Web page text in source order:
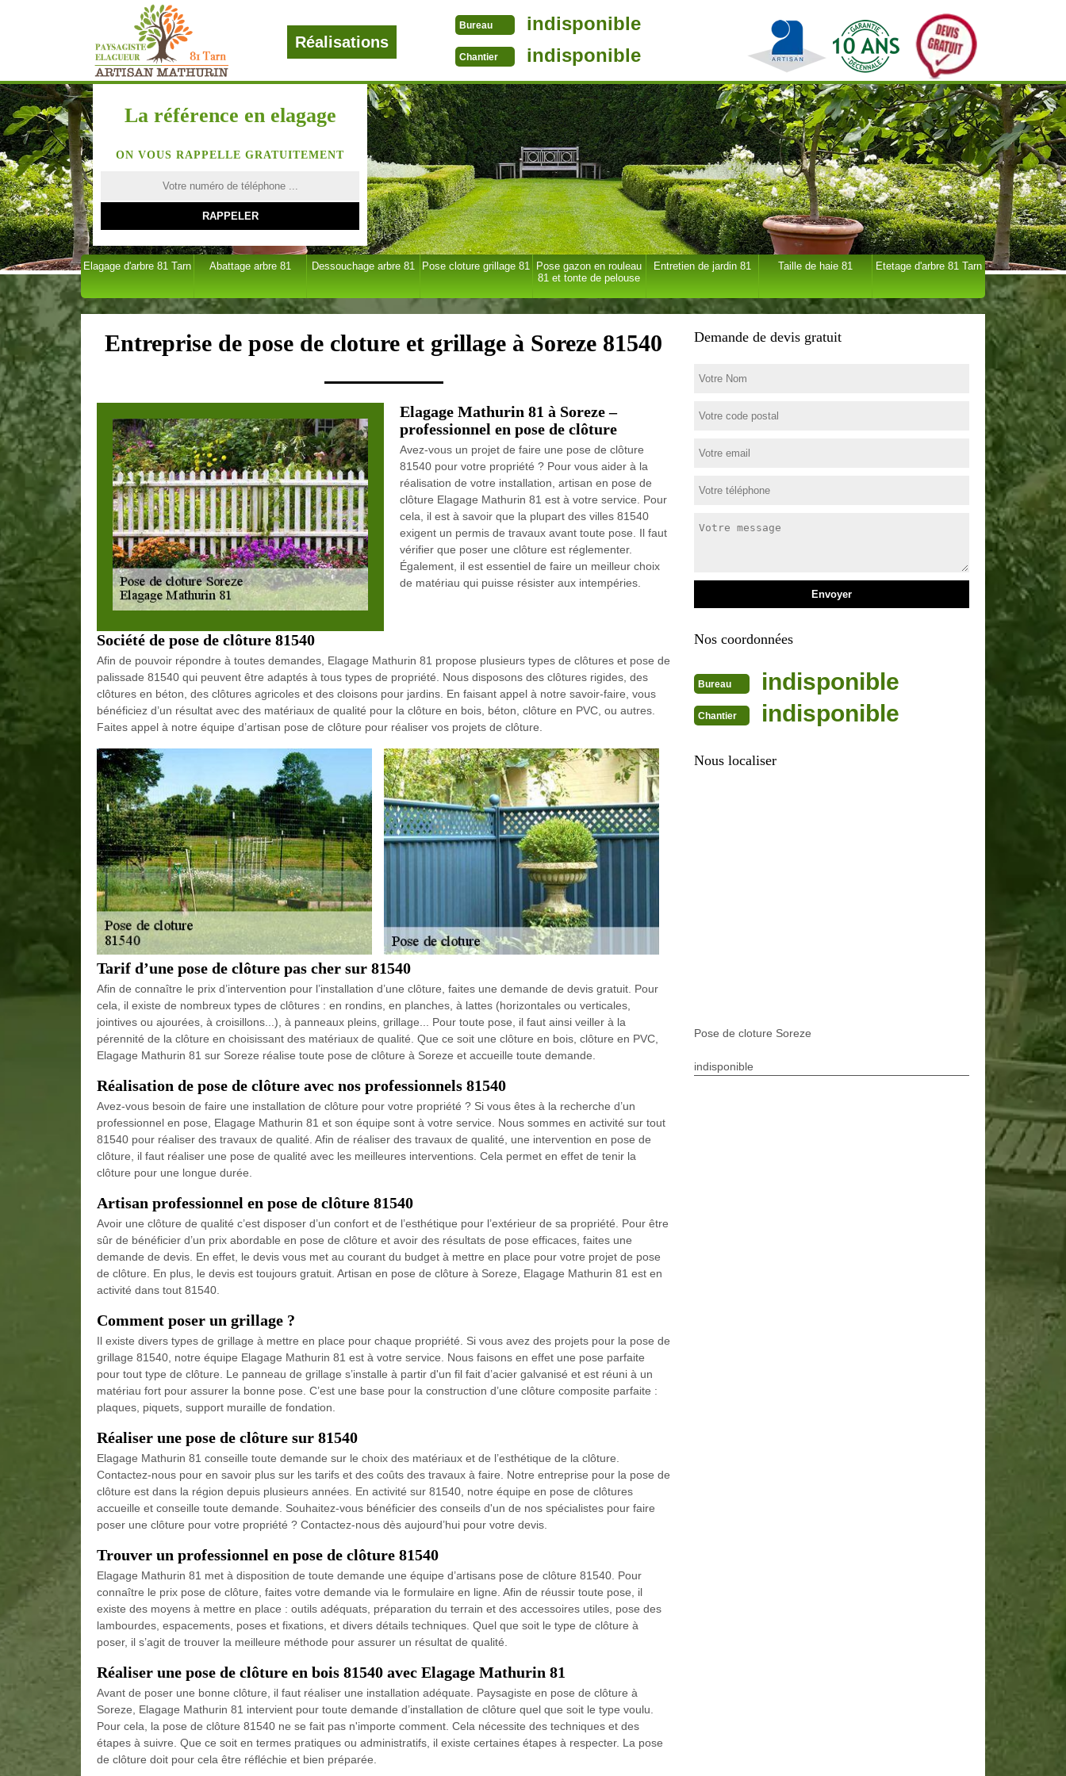
Réalisations
Bureau indisponible
Chantier indisponible
La référence en elagage
ON VOUS RAPPELLE GRATUITEMENT
Elagage d'arbre 81 Tarn Abattage arbre 81 Dessouchage arbre 81 Pose cloture grillage 81
Pose gazon en rouleau
81 et tonte de pelouse
Entretien de jardin 81 Taille de haie 81 Etetage d'arbre 81 Tarn
Entreprise de pose de cloture et grillage à Soreze 81540
Elagage Mathurin 81 à Soreze –
professionnel en pose de clôture
Avez-vous un projet de faire une pose de clôture
81540 pour votre propriété ? Pour vous aider à la
réalisation de votre installation, artisan en pose de
clôture Elagage Mathurin 81 est à votre service. Pour
cela, il est à savoir que la plupart des villes 81540
exigent un permis de travaux avant toute pose. Il faut
vérifier que poser une clôture est réglementer.
Également, il est essentiel de faire un meilleur choix
de matériau qui puisse résister aux intempéries.
Société de pose de clôture 81540
Afin de pouvoir répondre à toutes demandes, Elagage Mathurin 81 propose plusieurs types de clôtures et pose de
palissade 81540 qui peuvent être adaptés à tous types de propriété. Nous disposons des clôtures rigides, des
clôtures en béton, des clôtures agricoles et des cloisons pour jardins. En faisant appel à notre savoir-faire, vous
bénéficiez d’un résultat avec des matériaux de qualité pour la clôture en bois, béton, clôture en PVC, ou autres.
Faites appel à notre équipe d’artisan pose de clôture pour réaliser vos projets de clôture.
Tarif d’une pose de clôture pas cher sur 81540
Afin de connaître le prix d’intervention pour l’installation d’une clôture, faites une demande de devis gratuit. Pour
cela, il existe de nombreux types de clôtures : en rondins, en planches, à lattes (horizontales ou verticales,
jointives ou ajourées, à croisillons...), à panneaux pleins, grillage... Pour toute pose, il faut ainsi veiller à la
pérennité de la clôture en choisissant des matériaux de qualité. Que ce soit une clôture en bois, clôture en PVC,
Elagage Mathurin 81 sur Soreze réalise toute pose de clôture à Soreze et accueille toute demande.
Réalisation de pose de clôture avec nos professionnels 81540
Avez-vous besoin de faire une installation de clôture pour votre propriété ? Si vous êtes à la recherche d’un
professionnel en pose, Elagage Mathurin 81 et son équipe sont à votre service. Nous sommes en activité sur tout
81540 pour réaliser des travaux de qualité. Afin de réaliser des travaux de qualité, une intervention en pose de
clôture, il faut réaliser une pose de qualité avec les meilleures interventions. Cela permet en effet de tenir la
clôture pour une longue durée.
Artisan professionnel en pose de clôture 81540
Avoir une clôture de qualité c’est disposer d’un confort et de l’esthétique pour l’extérieur de sa propriété. Pour être
sûr de bénéficier d’un prix abordable en pose de clôture et avoir des résultats de pose efficaces, faites une
demande de devis. En effet, le devis vous met au courant du budget à mettre en place pour votre projet de pose
de clôture. En plus, le devis est toujours gratuit. Artisan en pose de clôture à Soreze, Elagage Mathurin 81 est en
activité dans tout 81540.
Comment poser un grillage ?
Il existe divers types de grillage à mettre en place pour chaque propriété. Si vous avez des projets pour la pose de
grillage 81540, notre équipe Elagage Mathurin 81 est à votre service. Nous faisons en effet une pose parfaite
pour tout type de clôture. Le panneau de grillage s’installe à partir d'un fil fait d’acier galvanisé et est réuni à un
matériau fort pour assurer la bonne pose. C’est une base pour la construction d’une clôture composite parfaite :
plaques, piquets, support muraille de fondation.
Réaliser une pose de clôture sur 81540
Elagage Mathurin 81 conseille toute demande sur le choix des matériaux et de l’esthétique de la clôture.
Contactez-nous pour en savoir plus sur les tarifs et des coûts des travaux à faire. Notre entreprise pour la pose de
clôture est dans la région depuis plusieurs années. En activité sur 81540, notre équipe en pose de clôtures
accueille et conseille toute demande. Souhaitez-vous bénéficier des conseils d'un de nos spécialistes pour faire
poser une clôture pour votre propriété ? Contactez-nous dès aujourd’hui pour votre devis.
Trouver un professionnel en pose de clôture 81540
Elagage Mathurin 81 met à disposition de toute demande une équipe d’artisans pose de clôture 81540. Pour
connaître le prix pose de clôture, faites votre demande via le formulaire en ligne. Afin de réussir toute pose, il
existe des moyens à mettre en place : outils adéquats, préparation du terrain et des accessoires utiles, pose des
lambourdes, espacements, poses et fixations, et divers détails techniques. Quel que soit le type de clôture à
poser, il s’agit de trouver la meilleure méthode pour assurer un résultat de qualité.
Réaliser une pose de clôture en bois 81540 avec Elagage Mathurin 81
Avant de poser une bonne clôture, il faut réaliser une installation adéquate. Paysagiste en pose de clôture à
Soreze, Elagage Mathurin 81 intervient pour toute demande d’installation de clôture quel que soit le type voulu.
Pour cela, la pose de clôture 81540 ne se fait pas n'importe comment. Cela nécessite des techniques et des
étapes à suivre. Que ce soit en termes pratiques ou administratifs, il existe certaines étapes à respecter. La pose
de clôture doit pour cela être réfléchie et bien préparée.
Demande de devis gratuit
Nos coordonnées
Bureau indisponible
Chantier indisponible
Nous localiser
Pose de cloture Soreze
indisponible